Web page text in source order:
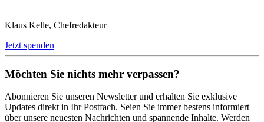
Klaus Kelle, Chefredakteur
Jetzt spenden
Möchten Sie nichts mehr verpassen?
Abonnieren Sie unseren Newsletter und erhalten Sie exklusive
Updates direkt in Ihr Postfach. Seien Sie immer bestens informiert
über unsere neuesten Nachrichten und spannende Inhalte. Werden